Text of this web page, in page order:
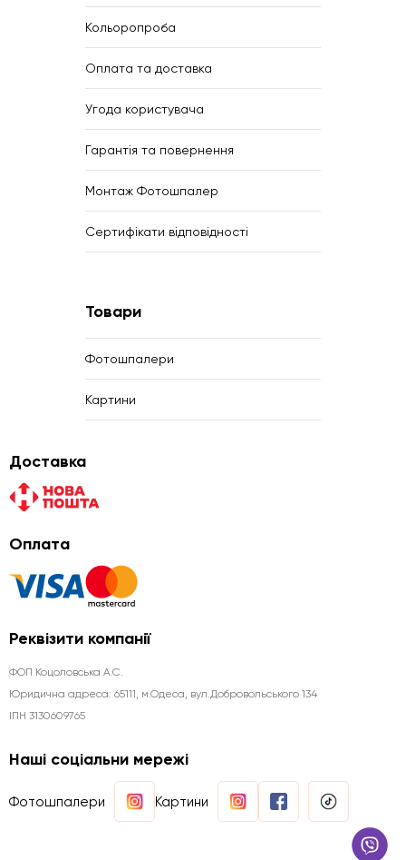
Кольоропроба
Оплата та доставка
Угода користувача
Гарантія та повернення
Монтаж Фотошпалер
Сертифікати відповідності
Товари
Фотошпалери
Картини
Доставка
Оплата
Реквізити компанії
ФОП Коцоловська А.С.
Юридична aдреса: 65111, м.Одеса, вул.Добровольського 134
ІПН 3130609765
Наші соціальни мережі
Фотошпалери Картини